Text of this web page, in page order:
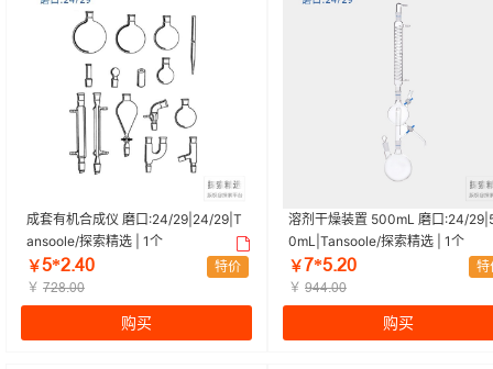
成套有机合成仪 磨口:24/29|24/29|T
ansoole/探索精选 | 1个
￥œ*ſŤȂř
特价
￥ ƚſȬŤřř
购买
溶剂干燥装置 500mL 磨口:24/
0mL|Tansoole/探索精选 | 1个
￥ƚ*œŤſř
特
￥ ůȂȂŤřř
购买